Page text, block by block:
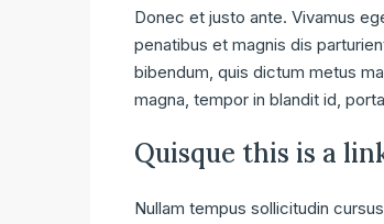
Donec et justo ante. Vivamus
penatibus et magnis dis
bibendum, quis dictum metus
magna, tempor in blandit id,
Quisque this is a
Nullam tempus sollicitudin